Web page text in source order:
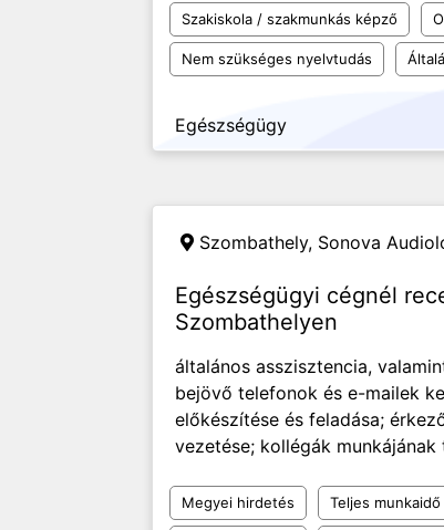
Szakiskola / szakmunkás képző
Nem szükséges nyelvtudás
Egészségügy
Szombathely, Sonova
Egészségügyi cégnél
Szombathelyen
általános asszisztencia,
bejövő telefonok és e-mailek
előkészítése és feladása;
vezetése; kollégák
Megyei hirdetés Teljes